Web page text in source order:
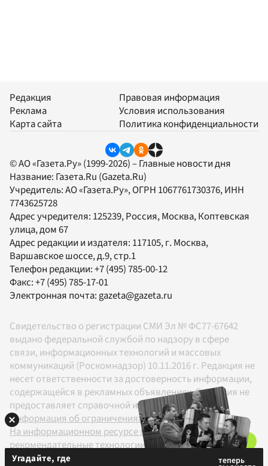
Редакция
Реклама
Карта сайта
Правовая информация
Условия использования
Политика конфиденциальности
© АО «Газета.Ру» (1999-2026) – Главные новости дня
Название: Газета.Ru (Gazeta.Ru)
Учредитель:АО «Газета.Ру», ОГРН 1067761730376, ИНН
7743625728
Адрес учредителя: 125239, Россия, Москва, Коптевская
улица, дом 67
Адрес редакции и издателя: 117105, г. Москва,
Варшавское шоссе, д.9, стр.1
Телефон редакции:+7 (495) 785-00-12
Факс:+7 (495) 785-17-01
Электронная почта:gazeta@gazeta.ru
Свидетельство о регистрации СМИ Эл № ФС77-67642
выдано федеральной службой по надзору в сфере
связи, информационных технологий и массовых
коммуникаций (Роскомнадзор) 10.11.2016 г. Редакция не
несет ответственности за достоверность информации,
содержащейся в рекламных объявлениях. Редакция не
предоставляет справочной информации.
Информация об ограничениях
На информационном ресурсе применяются
рекомендательные технологии в соответствии с
Правилами
Угадайте, где